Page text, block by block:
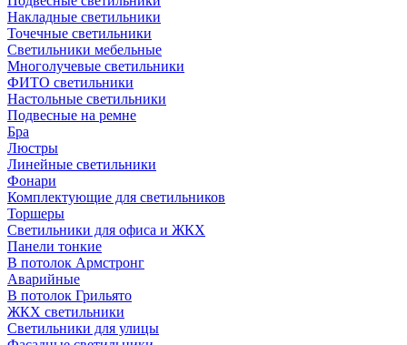
Накладные светильники
Точечные светильники
Светильники мебельные
Многолучевые светильники
ФИТО светильники
Настольные светильники
Подвесные на ремне
Бра
Люстры
Линейные светильники
Фонари
Комплектующие для светильников
Торшеры
Светильники для офиса и ЖКХ
Панели тонкие
В потолок Армстронг
Аварийные
В потолок Грильято
ЖКХ светильники
Светильники для улицы